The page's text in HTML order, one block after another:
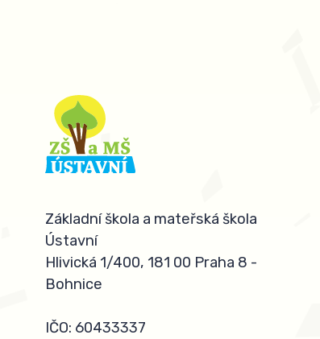
Základní škola a mateřská škola
Ústavní
Hlivická 1/400, 181 00 Praha 8 -
Bohnice
IČO: 60433337